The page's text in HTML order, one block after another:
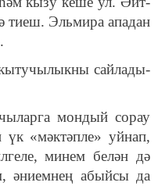
ти­еш. Эль­ми­ра апа­дан
сай­ла­ды­
мон­дый со­рау
үк «мәк­тәп­ле» уй­нап,
ми­нем бе­лән дә
әни­ем­нең абый­сы да